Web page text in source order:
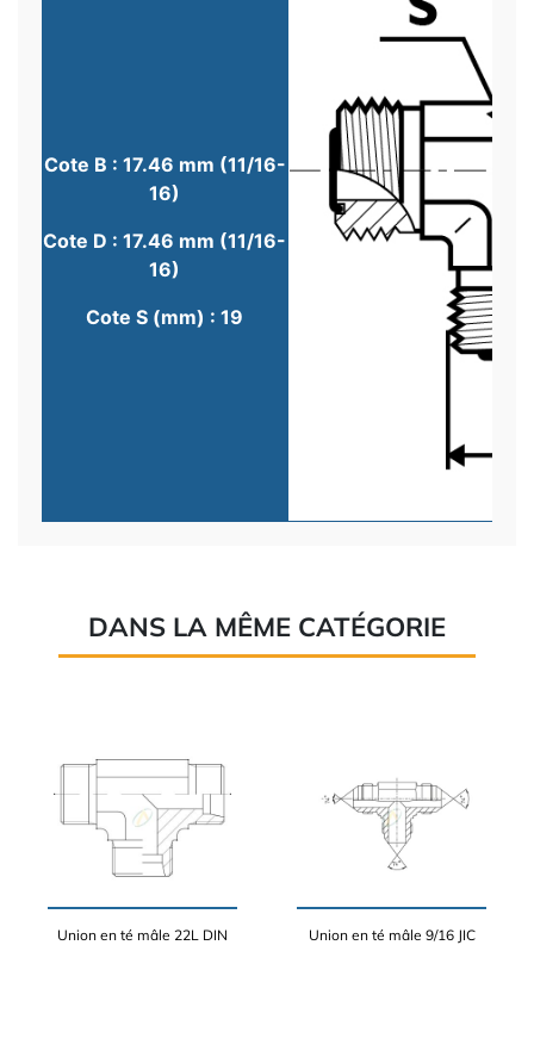
Cote B : 17.46 mm (11/16-
16)
Cote D : 17.46 mm (11/16-
16)
Cote S (mm) : 19
DANS LA MÊME CATÉGORIE
Union en té mâle 22L DIN Union en té mâle 9/16 JIC